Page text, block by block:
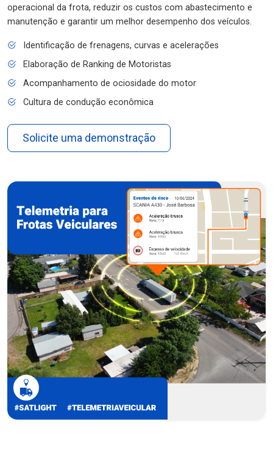
operacional da frota, reduzir os custos com abastecimento e
manutenção e garantir um melhor desempenho dos veículos.
Identificação de frenagens, curvas e acelerações
Elaboração de Ranking de Motoristas
Acompanhamento de ociosidade do motor
Cultura de condução econômica
Solicite uma demonstração